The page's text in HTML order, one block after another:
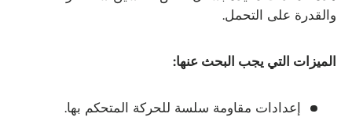
والقدرة على التحمل.
الميزات التي يجب البحث عنها:
إعدادات مقاومة سلسة للحركة المتحكم بها.